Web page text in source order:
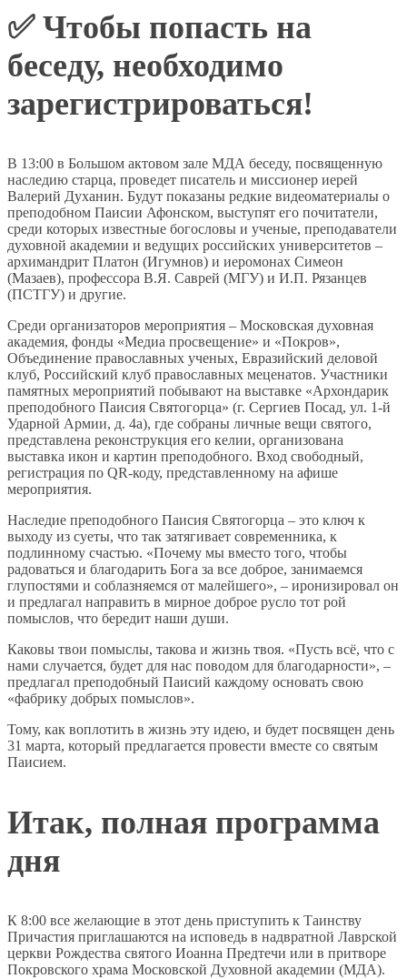
✅Чтобы попасть на
беседу, необходимо
зарегистрироваться!
В 13:00 в Большом актовом зале МДА беседу, посвященную
наследию старца, проведет писатель и миссионер иерей
Валерий Духанин. Будут показаны редкие видеоматериалы о
преподобном Паисии Афонском, выступят его почитатели,
среди которых известные богословы и ученые, преподаватели
духовной академии и ведущих российских университетов –
архимандрит Платон (Игумнов) и иеромонах Симеон
(Мазаев), профессора В.Я. Саврей (МГУ) и И.П. Рязанцев
(ПСТГУ) и другие.
Среди организаторов мероприятия – Московская духовная
академия, фонды «Медиа просвещение» и «Покров»,
Объединение православных ученых, Евразийский деловой
клуб, Российский клуб православных меценатов. Участники
памятных мероприятий побывают на выставке «Архондарик
преподобного Паисия Святогорца» (г. Сергиев Посад, ул. 1-й
Ударной Армии, д. 4а), где собраны личные вещи святого,
представлена реконструкция его келии, организована
выставка икон и картин преподобного. Вход свободный,
регистрация по QR-коду, представленному на афише
мероприятия.
Наследие преподобного Паисия Святогорца – это ключ к
выходу из суеты, что так затягивает современника, к
подлинному счастью. «Почему мы вместо того, чтобы
радоваться и благодарить Бога за все доброе, занимаемся
глупостями и соблазняемся от малейшего», – иронизировал он
и предлагал направить в мирное доброе русло тот рой
помыслов, что бередит наши души.
Каковы твои помыслы, такова и жизнь твоя. «Пусть всё, что с
нами случается, будет для нас поводом для благодарности», –
предлагал преподобный Паисий каждому основать свою
«фабрику добрых помыслов».
Тому, как воплотить в жизнь эту идею, и будет посвящен день
31 марта, который предлагается провести вместе со святым
Паисием.
Итак, полная программа
дня
К 8:00 все желающие в этот день приступить к Таинству
Причастия приглашаются на исповедь в надвратной Лаврской
церкви Рождества святого Иоанна Предтечи или в притворе
Покровского храма Московской Духовной академии (МДА).